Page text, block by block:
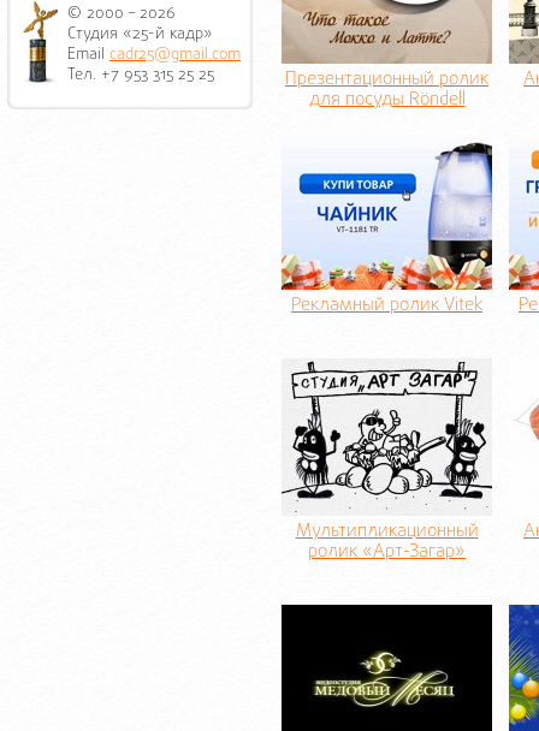
© 2000 – 2026
Студия «25-й кадр»
Email cadr25@gmail.com
Тел. +7 953 315 25 25
Презентационный ролик
для посуды Röndell
Рекламный ролик Vitek
Мультипликационный
ролик «Арт-Загар»